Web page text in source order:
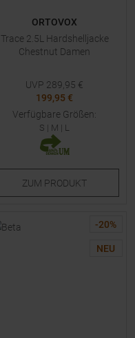
ORTOVOX
Trace 2.5L Hardshelljacke
Chestnut Damen
UVP 289,95 €
199,95 €
Verfügbare Größen:
S | M | L
ZUM PRODUKT
-20%
NEU